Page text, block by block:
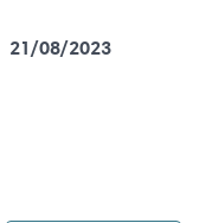
21/08/2023